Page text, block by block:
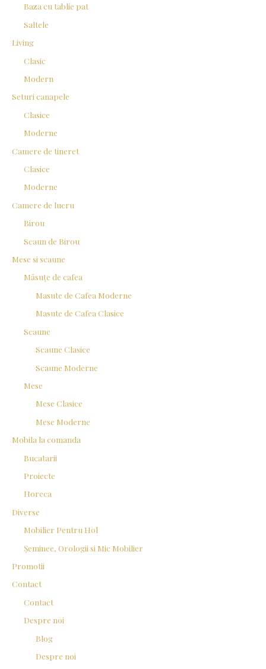
Baza cu tablie pat
Saltele
Living
Clasic
Modern
Seturi canapele
Clasice
Moderne
Camere de tineret
Clasice
Moderne
Camere de lucru
Birou
Scaun de Birou
Mese si scaune
Măsuțe de cafea
Masute de Cafea Moderne
Masute de Cafea Clasice
Scaune
Scaune Clasice
Scaune Moderne
Mese
Mese Clasice
Mese Moderne
Mobila la comanda
Bucatarii
Proiecte
Horeca
Diverse
Mobilier Pentru Hol
Șeminee, Orologii si Mic Mobilier
Promotii
Contact
Contact
Despre noi
Blog
Despre noi